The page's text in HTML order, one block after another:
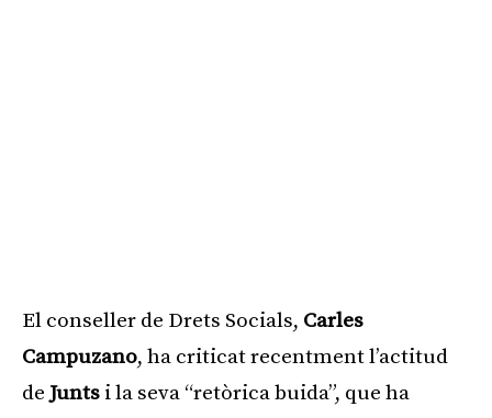
El conseller de Drets Socials, Carles
Campuzano, ha criticat recentment l’actitud
deJunts i la seva “retòrica buida”, que ha